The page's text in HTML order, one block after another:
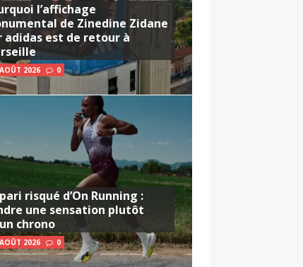
l’affichage
de Zinedine Zidane
adidas est de retour à
2026 0
risqué d’On Running :
une sensation plutôt
chrono
2026 0